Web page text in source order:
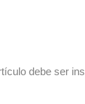
debe ser